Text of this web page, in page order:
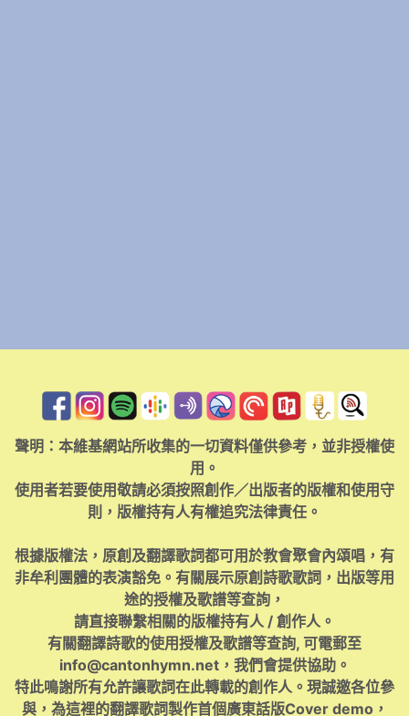
聲明：本維基網站所收集的一切資料僅供參考，並非授權使
用。
使用者若要使用敬請必須按照創作／出版者的版權和使用守
則，版權持有人有權追究法律責任。
根據版權法，原創及翻譯歌詞都可用於教會聚會內頌唱，有
非牟利團體的表演豁免。有關展示原創詩歌歌詞，出版等用
途的授權及歌譜等查詢，
請直接聯繫相關的版權持有人 / 創作人。
有關翻譯詩歌的使用授權及歌譜等查詢, 可電郵至
info@cantonhymn.net，我們會提供協助。
特此鳴謝所有允許讓歌詞在此轉載的創作人。現誠邀各位參
與，為這裡的翻譯歌詞製作首個廣東話版Cover demo，